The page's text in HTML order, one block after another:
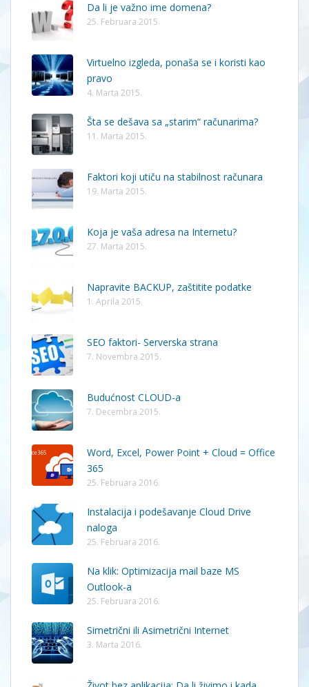
Da li je važno ime domena?
25. Februara 2015.
Virtuelno izgleda, ponaša se i koristi kao
pravo
4. Marta 2015.
Šta se dešava sa „starim“ računarima?
11. Marta 2015.
Faktori koji utiču na stabilnost računara
19. Marta 2015.
Koja je vaša adresa na Internetu?
27. Marta 2015.
Napravite BACKUP, zaštitite podatke
1. Aprila 2015.
SEO faktori- Serverska strana
7. Novembra 2015.
Budućnost CLOUD-a
7. Decembra 2015.
Word, Excel, Power Point + Cloud = Office
365
25. Februara 2016.
Instalacija i podešavanje Cloud Drive
naloga
25. Februara 2016.
Na klik: Optimizacija mail baze MS
Outlook-a
25. Februara 2016.
Simetrični ili Asimetrični Internet
3. Marta 2016.